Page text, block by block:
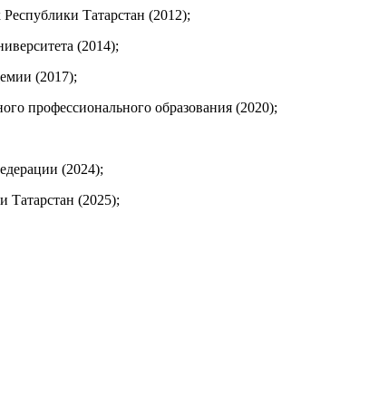
Татарстан (2012);
(2014);
(2017);
профессионального образования (2020);
(2024);
Татарстан (2025);